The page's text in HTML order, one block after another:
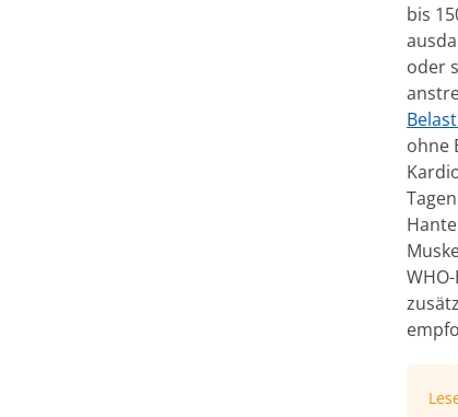
bis
oder
ohne